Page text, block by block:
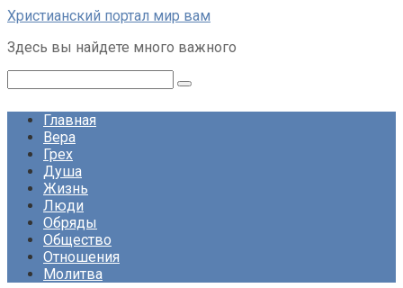
Перейти
контенту
Христианский портал мир вам
Здесь вы найдете много важного
Главная
Вера
Грех
Душа
Жизнь
Люди
Обряды
Общество
Отношения
Молитва